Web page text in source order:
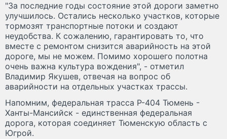
"За последние годы состояние этой дороги заметно
улучшилось. Остались несколько участков, которые
тормозят транспортные потоки и создают
неудобства. К сожалению, гарантировать то, что
вместе с ремонтом снизится аварийность на этой
дороге, мы не можем. Помимо хорошего полотна
очень важна культура вождения", - отметил
Владимир Якушев, отвечая на вопрос об
аварийности на отдельных участках трассы.
Напомним, федеральная трасса Р-404 Тюмень -
Ханты-Мансийск - единственная федеральная
дорога, которая соединяет Тюменскую область с
Югрой.